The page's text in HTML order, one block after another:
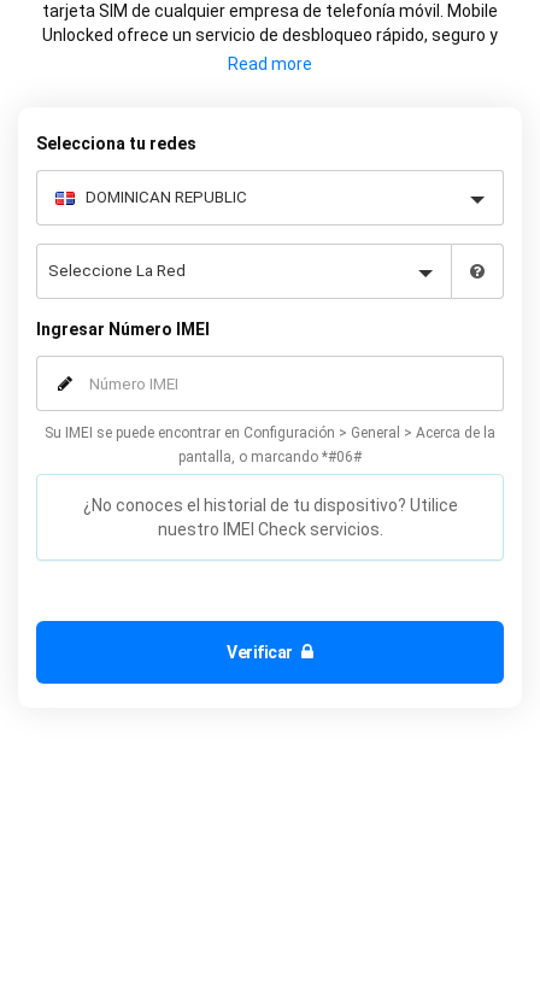
tarjeta SIM de cualquier empresa de telefonía móvil. Mobile
Unlocked ofrece un servicio de desbloqueo rápido, seguro y
permanente para su Samsung S4 que implica escanear las
garantía ni el rendimiento de su teléfono y puede hacerse desde
hoy mismo usando nuestro simple formulario en línea.
Selecciona tu redes
Ingresar Número IMEI
Su IMEI se puede encontrar en Configuración > General > Acerca de la
pantalla, o marcando *#06#
¿No conoces el historial de tu dispositivo? Utilice
nuestro IMEI Check servicios.
Verificar